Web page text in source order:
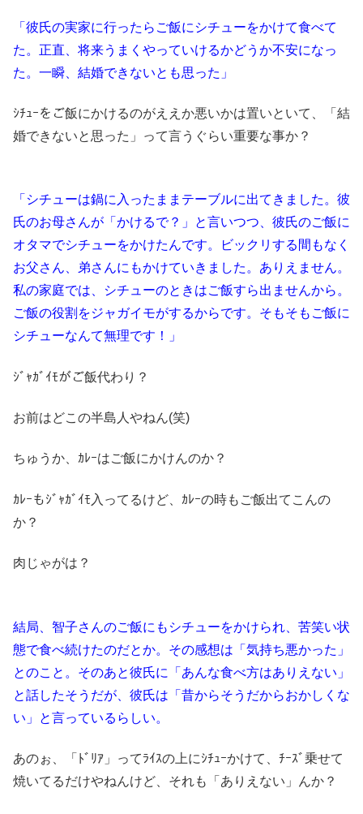
「彼氏の実家に行ったらご飯にシチューをかけて食べて
た。正直、将来うまくやっていけるかどうか不安になっ
た。一瞬、結婚できないとも思った」
ｼﾁｭｰをご飯にかけるのがええか悪いかは置いといて、「結
婚できないと思った」って言うぐらい重要な事か？
「シチューは鍋に入ったままテーブルに出てきました。彼
氏のお母さんが「かけるで？」と言いつつ、彼氏のご飯に
オタマでシチューをかけたんです。ビックリする間もなく
お父さん、弟さんにもかけていきました。ありえません。
私の家庭では、シチューのときはご飯すら出ませんから。
ご飯の役割をジャガイモがするからです。そもそもご飯に
シチューなんて無理です！」
ｼﾞｬｶﾞｲﾓがご飯代わり？
お前はどこの半島人やねん(笑)
ちゅうか、ｶﾚｰはご飯にかけんのか？
ｶﾚｰもｼﾞｬｶﾞｲﾓ入ってるけど、ｶﾚｰの時もご飯出てこんの
か？
肉じゃがは？
結局、智子さんのご飯にもシチューをかけられ、苦笑い状
態で食べ続けたのだとか。その感想は「気持ち悪かった」
とのこと。そのあと彼氏に「あんな食べ方はありえない」
と話したそうだが、彼氏は「昔からそうだからおかしくな
い」と言っているらしい。
あのぉ、「ﾄﾞﾘｱ」ってﾗｲｽの上にｼﾁｭｰかけて、ﾁｰｽﾞ乗せて
焼いてるだけやねんけど、それも「ありえない」んか？